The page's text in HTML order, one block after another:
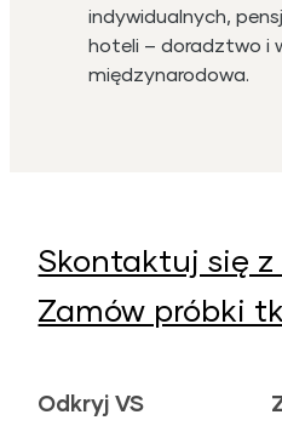
indywidualnych,
hoteli – doradztwo i
międzynarodowa.
Skontaktuj się z
Zamów próbki
Odkryj VS